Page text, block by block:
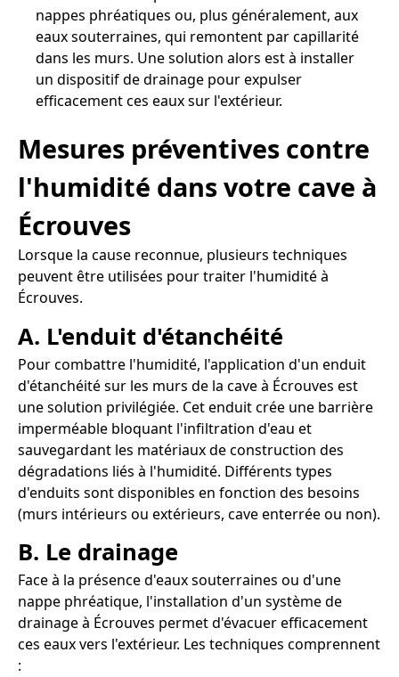
nappes phréatiques ou, plus généralement, aux
eaux souterraines, qui remontent par capillarité
dans les murs. Une solution alors est à installer
un dispositif de drainage pour expulser
efficacement ces eaux sur l'extérieur.
Mesures préventives contre
l'humidité dans votre cave à
Écrouves
Lorsque la cause reconnue, plusieurs techniques
peuvent être utilisées pour traiter l'humidité à
Écrouves.
A. L'enduit d'étanchéité
Pour combattre l'humidité, l'application d'un enduit
d'étanchéité sur les murs de la cave à Écrouves est
une solution privilégiée. Cet enduit crée une barrière
imperméable bloquant l'infiltration d'eau et
sauvegardant les matériaux de construction des
dégradations liés à l'humidité. Différents types
d'enduits sont disponibles en fonction des besoins
(murs intérieurs ou extérieurs, cave enterrée ou non).
B. Le drainage
Face à la présence d'eaux souterraines ou d'une
nappe phréatique, l'installation d'un système de
drainage à Écrouves permet d'évacuer efficacement
ces eaux vers l'extérieur. Les techniques comprennent
: